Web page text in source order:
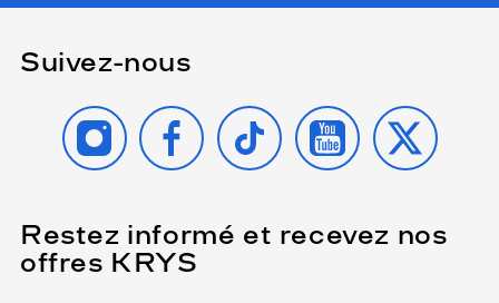
Suivez-nous
INSTAGRAMFACEBOOK
TIKTOK YOUTUBE
X
Restez informé et recevez nos
offres KRYS
Name
(Ce
champ
est